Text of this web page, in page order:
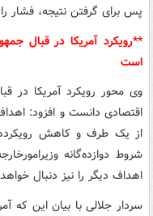
پس برای گرفتن نتیجه، فشار
**رویکرد آمریکا در قبال
است
وی محور رویکرد آمریکا در
اقتصادی دانست و افزود:
از یک طرف و کاهش
شروط دوازده‌گانه
اهداف دیگر را نیز دنبال
سردار جلالی با بیان این که